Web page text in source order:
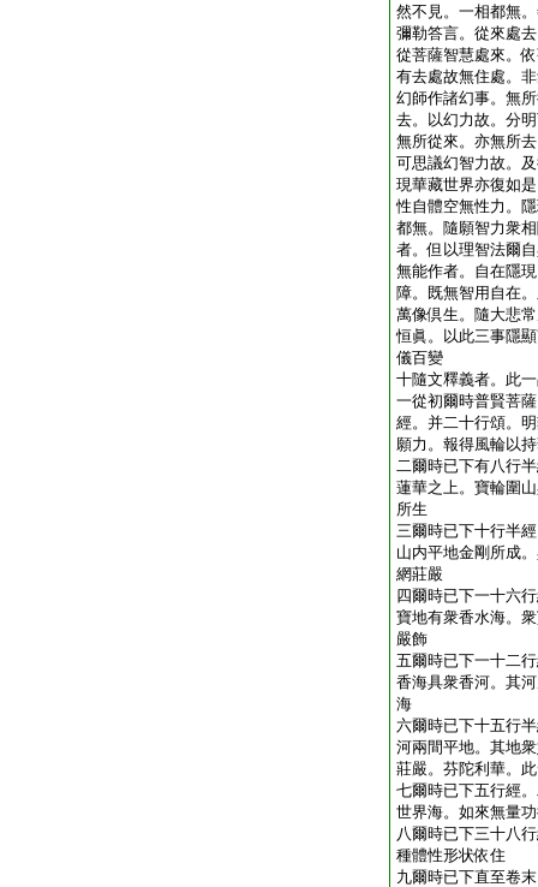
然不見。一相都無
彌勒答言。從來處
從菩薩智慧處來。
有去處故無住處。
幻師作諸幻事。無
去。以幻力故。分
無所從來。亦無所
可思議幻智力故。
現華藏世界亦復如
性自體空無性力。
都無。隨願智力衆
者。但以理智法爾
無能作者。自在隱
障。既無智用自在
萬像倶生。隨大悲
恒眞。以此三事隱
儀百變
十隨文釋義者。此
一從初爾時普賢菩
經。并二十行頌。
願力。報得風輪以
二爾時已下有八行
蓮華之上。寶輪圍
所生
三爾時已下十行半
山内平地金剛所成
網莊嚴
四爾時已下一十六
寶地有衆香水海。
嚴飾
五爾時已下一十二
香海具衆香河。其
海
六爾時已下十五行
河兩間平地。其地
莊嚴。芬陀利華。
七爾時已下五行經
世界海。如來無量
八爾時已下三十八
種體性形状依住
九爾時已下直至卷